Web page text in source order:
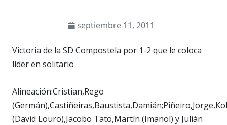
septiembre 11, 2011
Victoria de la SD Compostela por 1-2 que le coloca
líder en solitario
Alineación:Cristian,Rego
(David Louro),Jacobo Tato,Martín (Imanol) y Julián